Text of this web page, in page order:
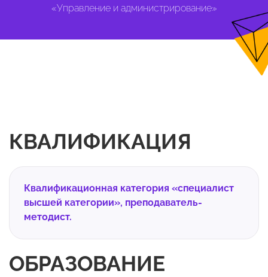
«Управление и администрирование»
КВАЛИФИКАЦИЯ
Квалификационная категория «специалист
высшей категории», преподаватель-
методист.
ОБРАЗОВАНИЕ